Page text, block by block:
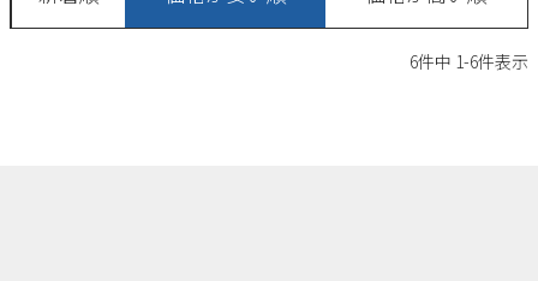
新規会員登録
6件中 1-6件表示